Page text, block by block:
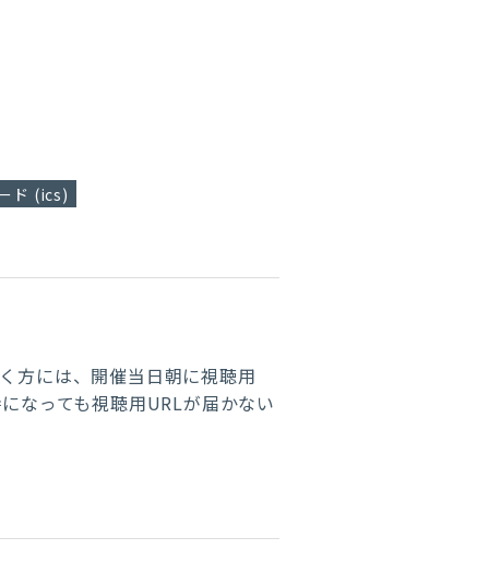
ド (ics)
方には、 開催当日朝に視聴用
なっても視聴用URLが届かない